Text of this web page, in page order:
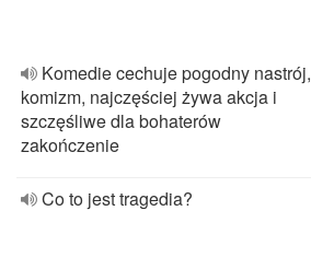
Komedie cechuje pogodny nastrój,
komizm, najczęściej żywa akcja i
szczęśliwe dla bohaterów
zakończenie
Co to jest tragedia?